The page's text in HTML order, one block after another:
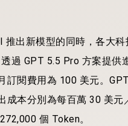
推出新模型的同時，各大
過 GPT 5.5 Pro 方案提
訂閱費用為 100 美元。
成本分別為每百萬 30 美
個 Token。